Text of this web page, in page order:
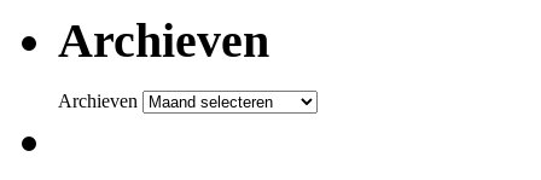
Archieven
Archieven